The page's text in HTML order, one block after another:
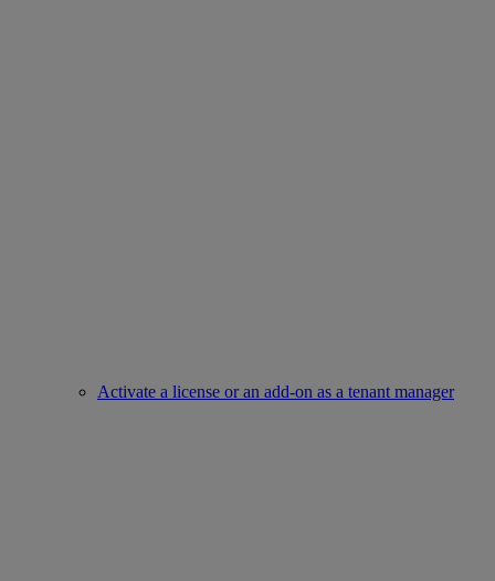
Activate a license or an add-on as a tenant manager